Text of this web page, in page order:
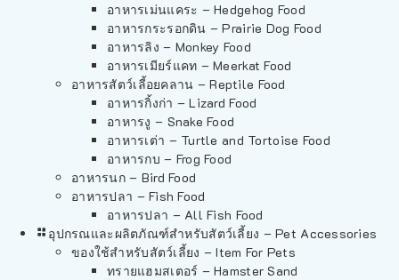
อาหารเม่นแคระ – Hedgehog Food
อาหารกระรอกดิน – Prairie Dog Food
อาหารลิง – Monkey Food
อาหารเมียร์แคท – Meerkat Food
อาหารสัตว์เลี้อยคลาน – Reptile Food
อาหารกิ้งก่า – Lizard Food
อาหารงู – Snake Food
อาหารเต่า – Turtle and Tortoise Food
อาหารกบ – Frog Food
อาหารนก – Bird Food
อาหารปลา – Fish Food
อาหารปลา – All Fish Food
อุปกรณและผลิตภัณฑ์สำหรับสัตว์เลี้ยง – Pet Accessories
ของใช้สำหรับสัตว์เลี้ยง – Item For Pets
ทรายแฮมสเตอร์ – Hamster Sand